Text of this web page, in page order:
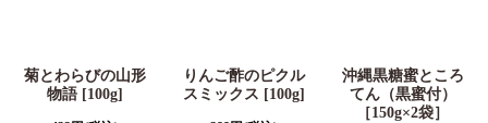
菊とわらびの山形
物語 [100g]
りんご酢のピクル
スミックス [100g]
沖縄黒糖蜜ところ
てん（黒蜜付）
［150g×2袋］